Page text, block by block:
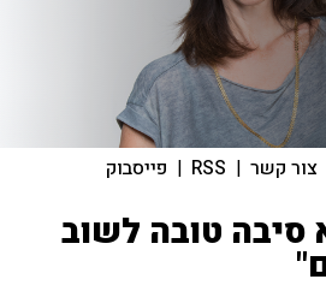
צור קשר |
RSS
| פייסבוק
סיבה טובה לשוב